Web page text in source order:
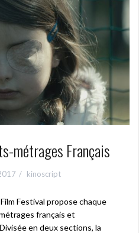
métrages Français
kinoscript
Festival propose chaque
français et
en deux sections, la